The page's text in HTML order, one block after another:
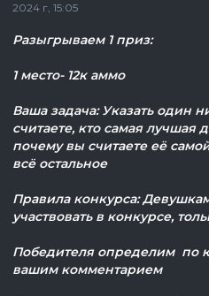
2024 г, 15:05
Разыгрываем 1 приз:
1 место- 12к аммо
Ваша задача: Указать один
считаете, кто самая лучшая
почему вы считаете её
всё остальное
Правила конкурса:
участвовать в конкурсе,
Победителя определим по
вашим комментарием